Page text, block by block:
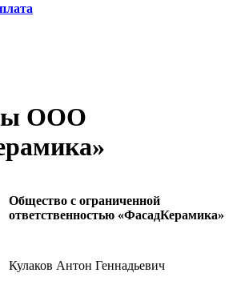
ООО
Общество с ограниченной
ответственностью «ФасадКерамика»
Кулаков Антон Геннадьевич